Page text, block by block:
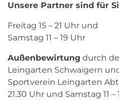
Unsere Partner sind für
Freitag 15 – 21 Uhr und
Samstag 11 – 19 Uhr
Außenbewirtung durch
Leingarten Schwaigern
Sportverein Leingarten
21.30 Uhr und Samstag 11 –